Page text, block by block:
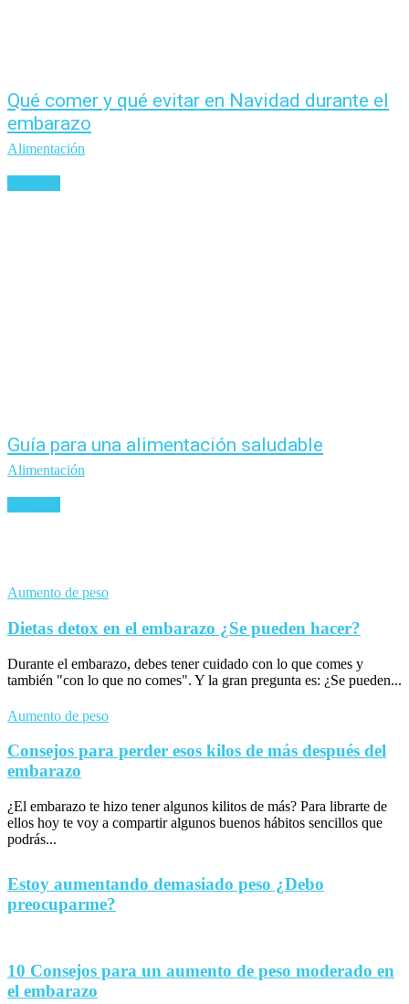
Qué comer y qué evitar en Navidad durante el
embarazo
Alimentación
Guía para una alimentación saludable
Alimentación
Aumento de peso
Dietas detox en el embarazo ¿Se pueden hacer?
Durante el embarazo, debes tener cuidado con lo que comes y
también "con lo que no comes". Y la gran pregunta es: ¿Se pueden...
Aumento de peso
Consejos para perder esos kilos de más después del
embarazo
¿El embarazo te hizo tener algunos kilitos de más? Para librarte de
ellos hoy te voy a compartir algunos buenos hábitos sencillos que
podrás...
Estoy aumentando demasiado peso ¿Debo
preocuparme?
10 Consejos para un aumento de peso moderado en
el embarazo